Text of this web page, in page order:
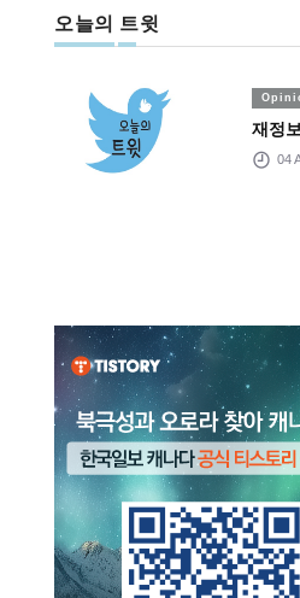
오늘의 트윗
재정
04